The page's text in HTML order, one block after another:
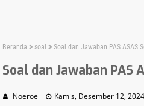
Beranda soal Soal dan Jawaban PAS ASAS
Soal dan Jawaban PAS
Noeroe Kamis, Desember 12, 2024